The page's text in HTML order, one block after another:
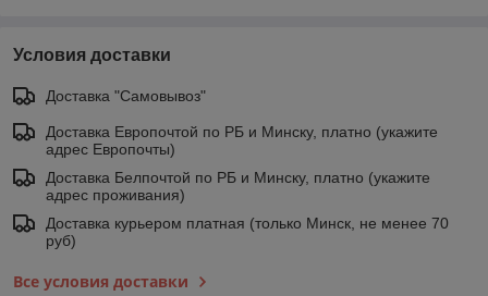
Условия доставки
Доставка "Самовывоз"
Доставка Европочтой по РБ и Минску, платно (укажите
адрес Европочты)
Доставка Белпочтой по РБ и Минску, платно (укажите
адрес проживания)
Доставка курьером платная (только Минск, не менее 70
руб)
Все условия доставки